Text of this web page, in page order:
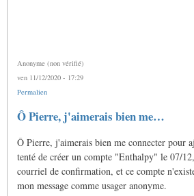
Anonyme (non vérifié)
ven 11/12/2020 - 17:29
Permalien
Ô Pierre, j'aimerais bien me…
Ô Pierre, j'aimerais bien me connecter pour
tenté de créer un compte "Enthalpy" le 07/
courriel de confirmation, et ce compte
mon message comme usager anonyme.